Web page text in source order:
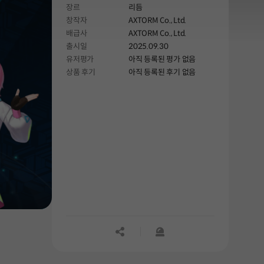
엄선했으며, 이번 DLC 한정 보너스 트랙도
수록했습니다!
장르
리듬
창작자
AXTORM Co., Ltd.
배급사
AXTORM Co., Ltd.
출시일
2025.09.30
유저평가
아직 등록된 평가 없음
상품 후기
아직 등록된 후기 없음
공유하기신고하기